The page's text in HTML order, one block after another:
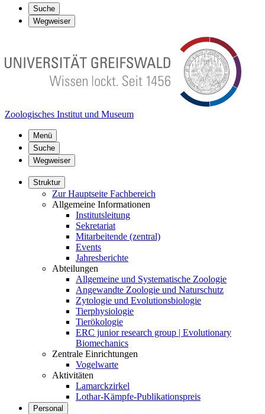
Suche
Wegweiser
Zoologisches Institut und Museum
Menü
Suche
Wegweiser
Struktur
Zur Hauptseite Fachbereich
Allgemeine Informationen
Institutsleitung
Sekretariat
Mitarbeitende (zentral)
Events
Jahresberichte
Abteilungen
Allgemeine und Systematische Zoologie
Angewandte Zoologie und Naturschutz
Zytologie und Evolutionsbiologie
Tierphysiologie
Tierökologie
ERC junior research group | Evolutionary
Biomechanics
Zentrale Einrichtungen
Vogelwarte
Aktivitäten
Lamarckzirkel
Lothar-Kämpfe-Publikationspreis
Personal